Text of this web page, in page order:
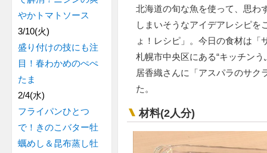
北海道の旬な魚を使って、思わ
しまいそうなアイデアレシピを
ょ！レシピ」。今日の食材は「
札幌市中央区にある“キッチン
居香織さんに「アスパラのサク
た。
材料(2人分)
やかトマトソース
3/10(火)
盛り付けの技にも注
目！春わかめのぺぺ
たま
2/4(水)
フライパンひとつ
で！きのこバター牡
蠣めし＆昆布蒸し牡